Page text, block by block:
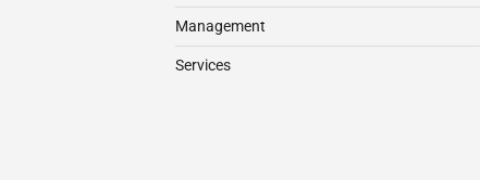
Management
Services